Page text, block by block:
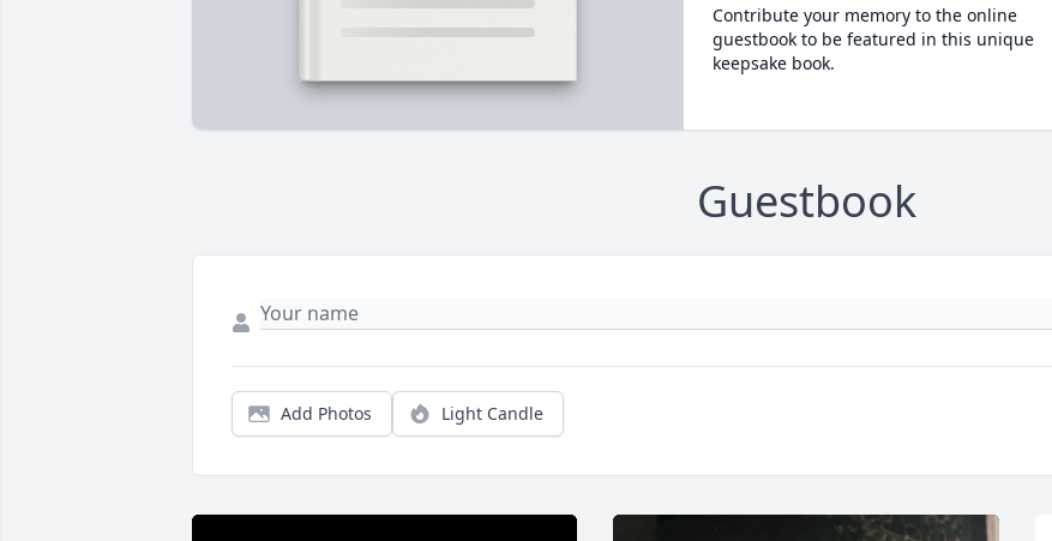
Contribute your memory to the online
guestbook to be featured in this unique
keepsake book.
Guestbook
Add Photos Light Candle